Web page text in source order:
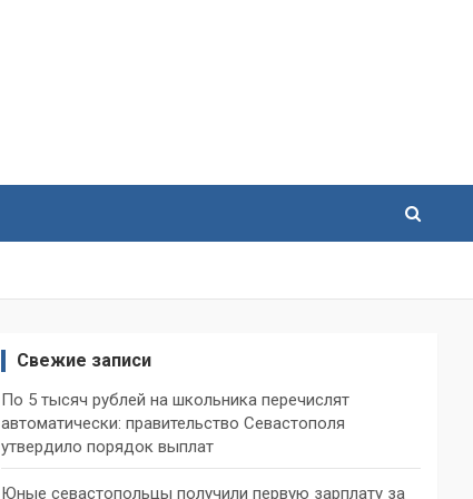
Свежие записи
По 5 тысяч рублей на школьника перечислят
автоматически: правительство Севастополя
утвердило порядок выплат
Юные севастопольцы получили первую зарплату за